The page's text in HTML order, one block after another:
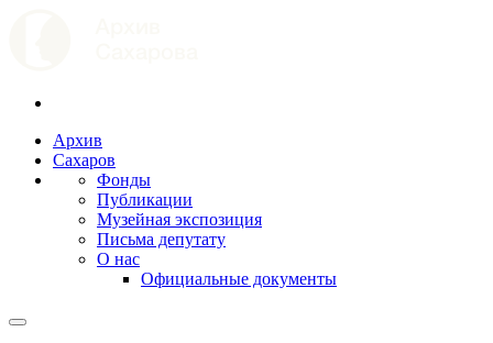
Архив
Сахаров
Фонды
Публикации
Музейная экспозиция
Письма депутату
О нас
Официальные документы